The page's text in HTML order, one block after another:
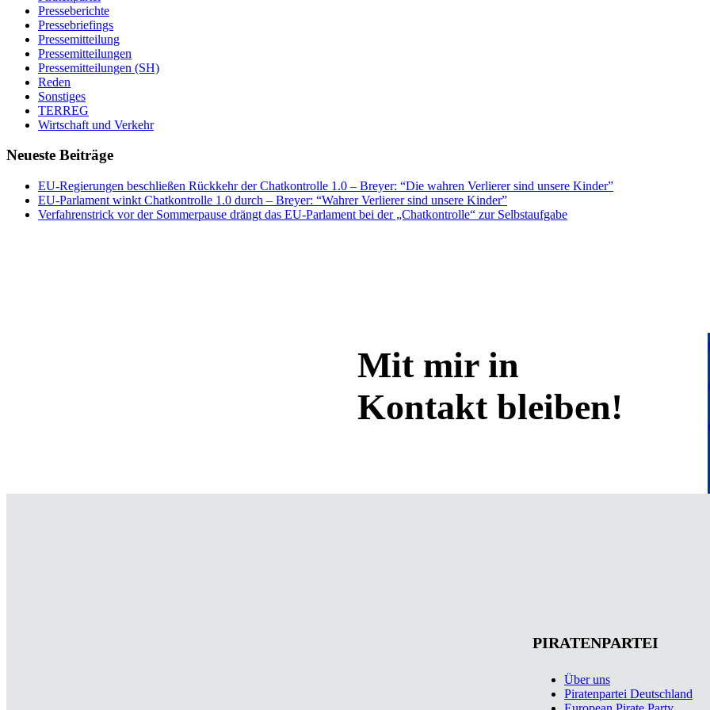
Presseberichte
Pressebriefings
Pressemitteilung
Pressemitteilungen
Pressemitteilungen (SH)
Reden
Sonstiges
TERREG
Wirtschaft und Verkehr
Neueste Beiträge
EU-Regierungen beschließen Rückkehr der Chatkontrolle 1.0 – Breyer: “Die wahren Verlierer sind unsere Kinder”
EU-Parlament winkt Chatkontrolle 1.0 durch – Breyer: “Wahrer Verlierer sind unsere Kinder”
Verfahrenstrick vor der Sommerpause drängt das EU-Parlament bei der „Chatkontrolle“ zur Selbstaufgabe
Mit mir in
Kontakt bleiben!
PIRATENPARTEI
Über uns
Piratenpartei Deutschland